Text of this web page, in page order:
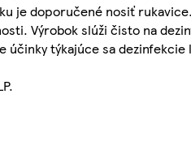
je doporučené nosiť
Výrobok slúži čisto na
účinky týkajúce sa